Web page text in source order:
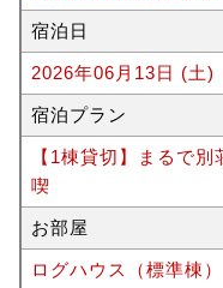
宿泊日
2026年06月13日 (土)
宿泊プラン
【1棟貸切】まるで
喫
お部屋
ログハウス（標準棟）